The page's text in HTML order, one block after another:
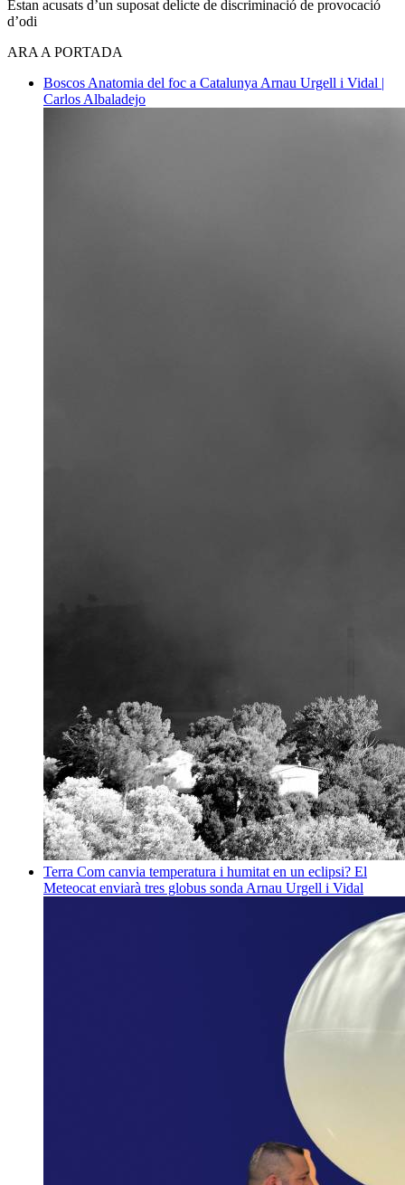
Estan acusats d’un suposat delicte de discriminació de provocació
d’odi
ARA A PORTADA
Boscos Anatomia del foc a Catalunya Arnau Urgell i Vidal |
Carlos Albaladejo
Terra Com canvia temperatura i humitat en un eclipsi? El
Meteocat enviarà tres globus sonda Arnau Urgell i Vidal